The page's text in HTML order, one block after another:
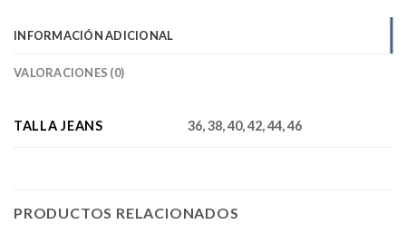
INFORMACIÓN ADICIONAL
VALORACIONES (0)
TALLA JEANS 36, 38, 40, 42, 44, 46
PRODUCTOS RELACIONADOS